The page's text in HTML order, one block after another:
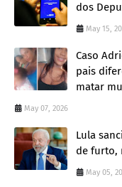
dos
May 15,
Caso
pais
matar
May 07, 2026
Lula
de furto,
May 05,